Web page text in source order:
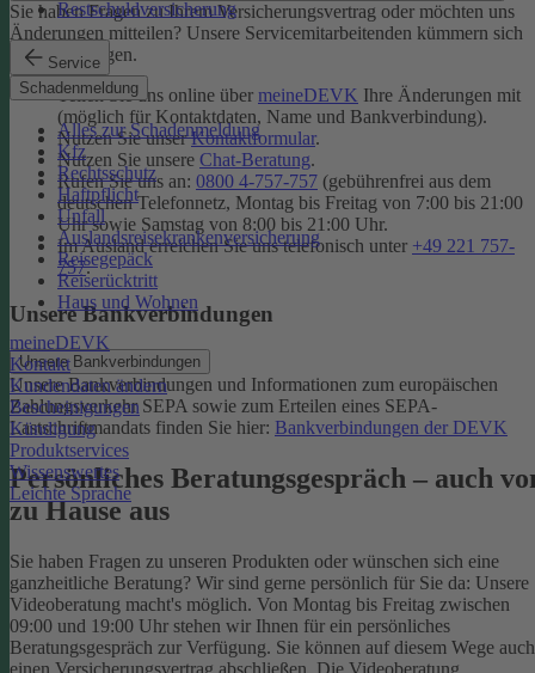
Restschuldversicherung
Service
Schadenmeldung
Alles zur Schadenmeldung
Kfz
Rechtsschutz
Haftpflicht
Unfall
Auslandsreisekrankenversicherung
Reisegepäck
Reiserücktritt
Haus und Wohnen
meineDEVK
Kontakt
Kundendaten ändern
Bescheinigungen
Kündigung
Produktservices
Wissenswertes
Leichte Sprache
Sie haben Fragen zu Ihrem Versicherungsvertrag oder möchten uns
Änderungen mitteilen? Unsere Servicemitarbeitenden kümmern sich
um Ihr Anliegen.
Teilen Sie uns online über meineDEVK Ihre Änderungen mit
(möglich für Kontaktdaten, Name und Bankverbindung).
Nutzen Sie unserKontaktformular.
Nutzen Sie unsere Chat-Beratung.
Rufen Sie uns an: 0800 4-757-757 (gebührenfrei aus dem
deutschen Telefonnetz, Montag bis Freitag von 7:00 bis 21:00
Uhr sowie Samstag von 8:00 bis 21:00 Uhr.
Im Ausland erreichen Sie uns telefonisch unter +49 221 757-
757.
Unsere Bankverbindungen
Unsere Bankverbindungen
Unsere Bankverbindungen und Informationen zum europäischen
Zahlungsverkehr SEPA sowie zum Erteilen eines SEPA-
Lastschriftmandats finden Sie hier: Bankverbindungen der DEVK
Persönliches Beratungsgespräch – auch
zu Hause aus
Sie haben Fragen zu unseren Produkten oder wünschen sich eine
ganzheitliche Beratung? Wir sind gerne persönlich für Sie da: Unsere
Videoberatung macht's möglich. Von Montag bis Freitag zwischen
09:00 und 19:00 Uhr stehen wir Ihnen für ein persönliches
Beratungsgespräch zur Verfügung. Sie können auf diesem Wege auch